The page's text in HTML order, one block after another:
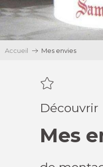
Accueil Mes envies
Découvrir
Mes